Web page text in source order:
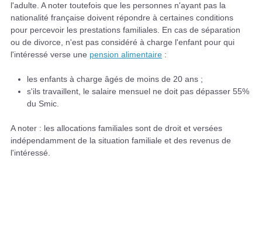
l'adulte. A noter toutefois que les personnes n'ayant pas la
nationalité française doivent répondre à certaines conditions
pour percevoir les prestations familiales. En cas de séparation
ou de divorce, n'est pas considéré à charge l'enfant pour qui
l'intéressé verse une pension alimentaire :
les enfants à charge âgés de moins de 20 ans ;
s'ils travaillent, le salaire mensuel ne doit pas dépasser 55%
du Smic.
A noter : les allocations familiales sont de droit et versées
indépendamment de la situation familiale et des revenus de
l'intéressé.